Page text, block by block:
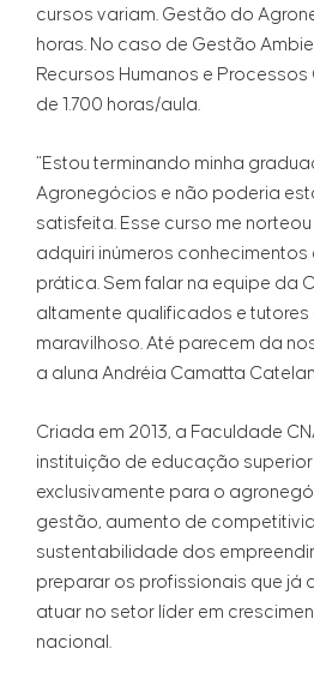
cursos variam. Gestão do
horas. No caso de Gestão
Recursos Humanos e
de 1.700 horas/aula.
“Estou terminando minha
Agronegócios e não poderia
satisfeita. Esse curso me
adquiri inúmeros
prática. Sem falar na equipe da
altamente qualificados e
maravilhoso. Até parecem da
a aluna Andréia Camatta
Criada em 2013, a Faculdade
instituição de educação
exclusivamente para o
gestão, aumento de
sustentabilidade dos
preparar os profissionais que já
atuar no setor líder em
nacional.